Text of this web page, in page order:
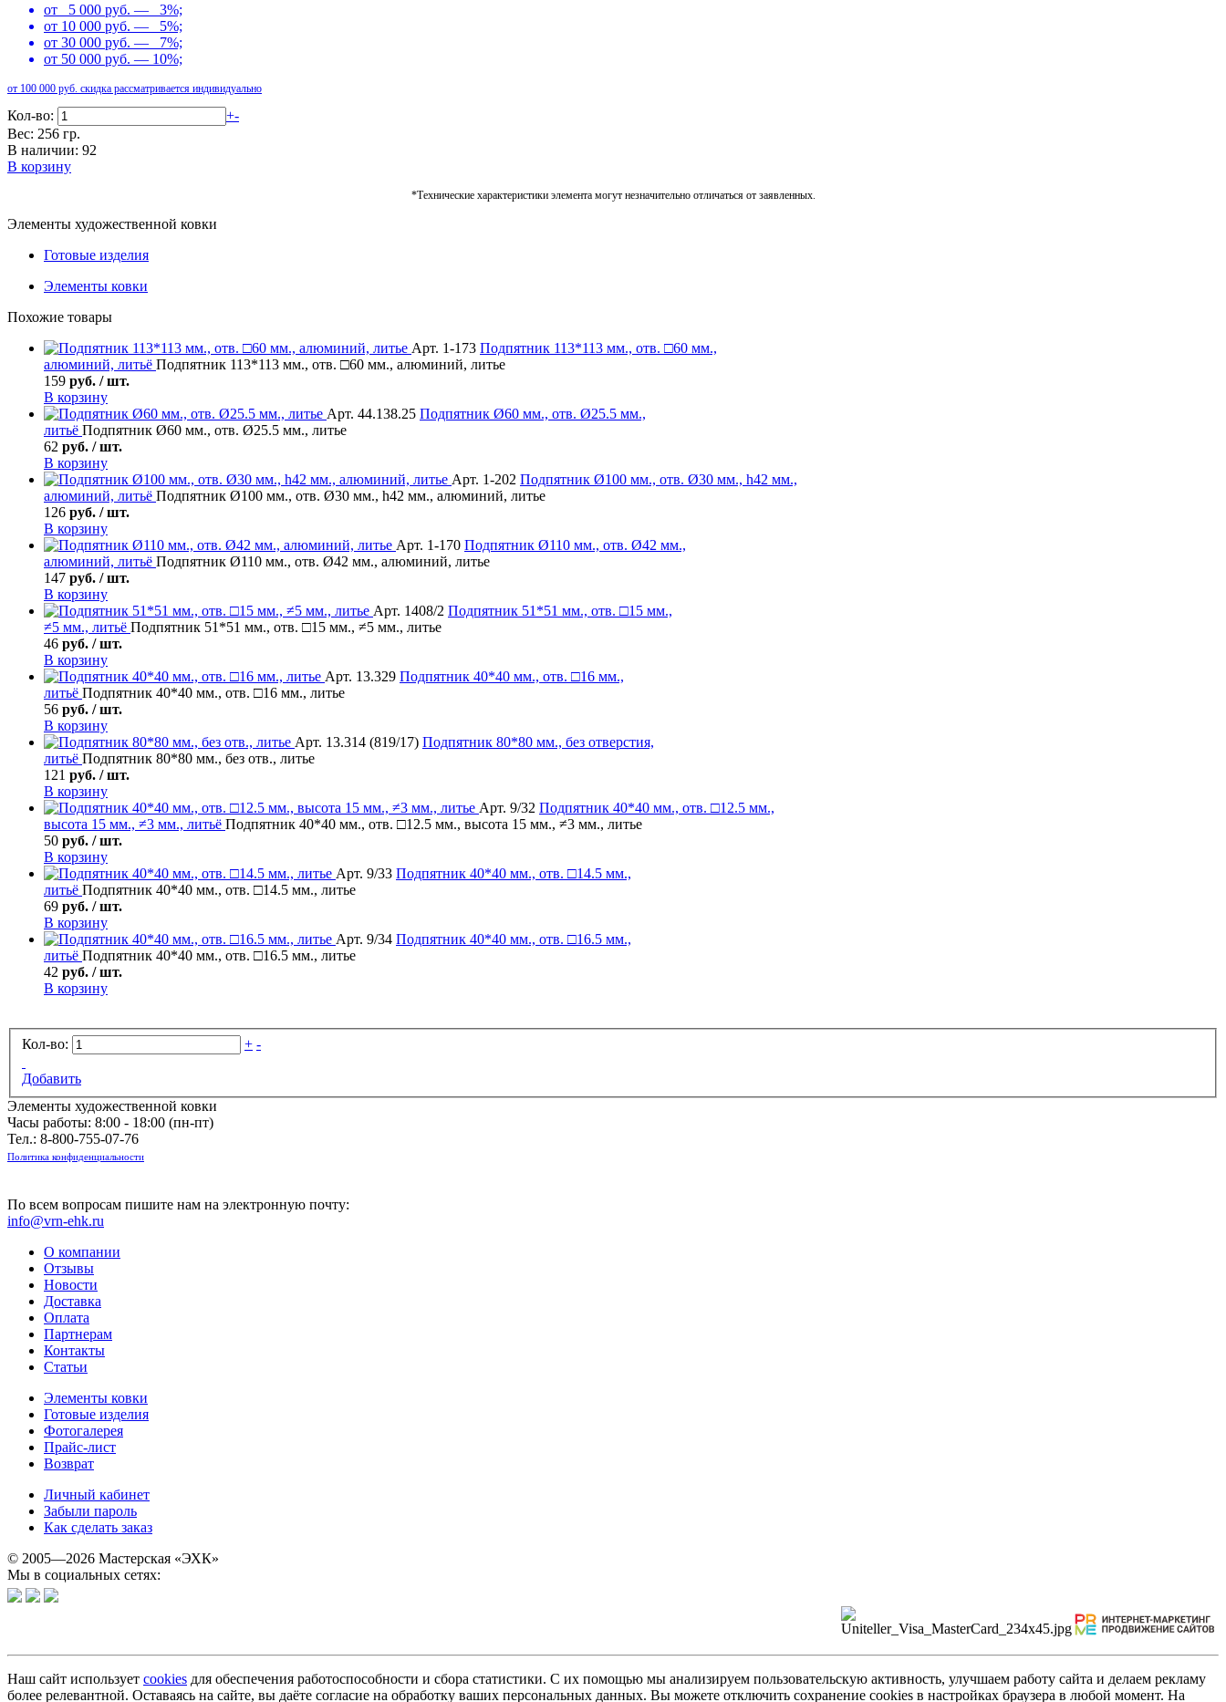
от 5 000 руб. — 3%;
от 10 000 руб. — 5%;
от 30 000 руб. — 7%;
от 50 000 руб. — 10%;
от 100 000 руб. скидка рассматривается индивидуально
Кол-во: +-
Вес: 256 гр.
В наличии: 92
В корзину
*Технические характеристики элемента могут незначительно отличаться от заявленных.
Элементы художественной ковки
Готовые изделия
Элементы ковки
Похожие товары
Арт. 1-173 Подпятник 113*113 мм., отв. □60 мм.,
алюминий, литьё Подпятник 113*113 мм., отв. □60 мм., алюминий, литье
159 руб. / шт.
В корзину
Арт. 44.138.25 Подпятник Ø60 мм., отв. Ø25.5 мм.,
литьё Подпятник Ø60 мм., отв. Ø25.5 мм., литье
62 руб. / шт.
В корзину
Арт. 1-202 Подпятник Ø100 мм., отв. Ø30 мм., h42 мм.,
алюминий, литьё Подпятник Ø100 мм., отв. Ø30 мм., h42 мм., алюминий, литье
126 руб. / шт.
В корзину
Арт. 1-170 Подпятник Ø110 мм., отв. Ø42 мм.,
алюминий, литьё Подпятник Ø110 мм., отв. Ø42 мм., алюминий, литье
147 руб. / шт.
В корзину
Арт. 1408/2 Подпятник 51*51 мм., отв. □15 мм.,
≠5 мм., литьё Подпятник 51*51 мм., отв. □15 мм., ≠5 мм., литье
46 руб. / шт.
В корзину
Арт. 13.329 Подпятник 40*40 мм., отв. □16 мм.,
литьё Подпятник 40*40 мм., отв. □16 мм., литье
56 руб. / шт.
В корзину
Арт. 13.314 (819/17) Подпятник 80*80 мм., без отверстия,
литьё Подпятник 80*80 мм., без отв., литье
121 руб. / шт.
В корзину
Арт. 9/32 Подпятник 40*40 мм., отв. □12.5 мм.,
высота 15 мм., ≠3 мм., литьё Подпятник 40*40 мм., отв. □12.5 мм., высота 15 мм., ≠3 мм., литье
50 руб. / шт.
В корзину
Арт. 9/33 Подпятник 40*40 мм., отв. □14.5 мм.,
литьё Подпятник 40*40 мм., отв. □14.5 мм., литье
69 руб. / шт.
В корзину
Арт. 9/34 Подпятник 40*40 мм., отв. □16.5 мм.,
литьё Подпятник 40*40 мм., отв. □16.5 мм., литье
42 руб. / шт.
В корзину
Кол-во: + -
Добавить
Элементы художественной ковки
Часы работы: 8:00 - 18:00 (пн-пт)
Тел.: 8-800-755-07-76
Политика конфиденциальности
По всем вопросам пишите нам на электронную почту:
info@vrn-ehk.ru
О компании
Отзывы
Новости
Доставка
Оплата
Партнерам
Контакты
Статьи
Элементы ковки
Готовые изделия
Фотогалерея
Прайс-лист
Возврат
Личный кабинет
Забыли пароль
Как сделать заказ
© 2005—2026 Мастерская «ЭХК»
Мы в социальных сетях:
Наш сайт использует cookies для обеспечения работоспособности и сбора статистики. С их помощью мы анализируем пользовательскую активность, улучшаем работу сайта и делаем рекламу
более релевантной. Оставаясь на сайте, вы даёте согласие на обработку ваших персональных данных. Вы можете отключить сохранение cookies в настройках браузера в любой момент. На